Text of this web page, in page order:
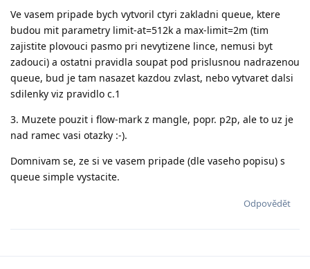
Ve vasem pripade bych vytvoril ctyri zakladni queue, ktere
budou mit parametry limit-at=512k a max-limit=2m (tim
zajistite plovouci pasmo pri nevytizene lince, nemusi byt
zadouci) a ostatni pravidla soupat pod prislusnou nadrazenou
queue, bud je tam nasazet kazdou zvlast, nebo vytvaret dalsi
sdilenky viz pravidlo c.1
3. Muzete pouzit i flow-mark z mangle, popr. p2p, ale to uz je
nad ramec vasi otazky :-).
Domnivam se, ze si ve vasem pripade (dle vaseho popisu) s
queue simple vystacite.
Odpovědět